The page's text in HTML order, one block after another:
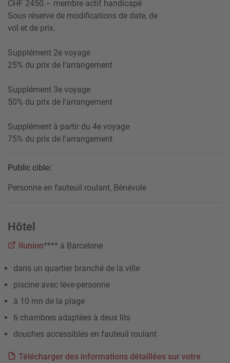
CHF 2450.– membre actif handicapé
Sous réserve de modifications de date, de
vol et de prix.
Supplément 2e voyage
25% du prix de l'arrangement
Supplément 3e voyage
50% du prix de l'arrangement
Supplément à partir du 4e voyage
75% du prix de l'arrangement
Public cible:
Personne en fauteuil roulant, Bénévole
Hôtel
Ilunion**** à Barcelone
dans un quartier branché de la ville
piscine avec lève-personne
à 10 mn de la plage
6 chambres adaptées à deux lits
douches accessibles en fauteuil roulant
Télécharger des informations détaillées sur votre